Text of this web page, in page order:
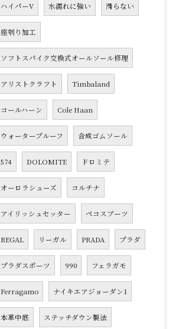
ハイパーV 水濡れに強い 滑らない
座刳り加工
ソフトスパイク交換式オールソール修理
アリストクラフト Timbaland
コールハーン Cole Haan
ウォータープルーフ 合成ゴムソール
574 DOLOMITE ドロミテ
オーロラシューズ コルチナ
アイリッシュセッター ペコスブーツ
REGAL リーガル PRADA プラダ
プラダスポーツ 990 フェラガモ
Ferragamo ナイキエアジョーダン1
本革中底 ステッチダウン製法